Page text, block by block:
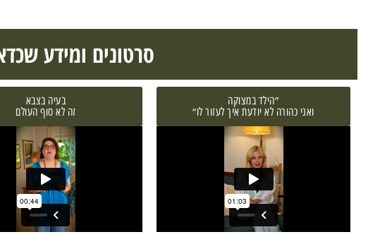
סרטונים ומידע
⁠״הילד במצוקה
ואני כהורה לא יודעת איך לעזור לו״
בעיה בצבא
זה לא סוף העולם